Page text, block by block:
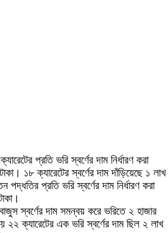
প্রতি ভরি স্বর্ণের দাম নির্ধারণ করা
১৮ ক্যারেটের স্বর্ণের দাম দাঁড়িয়েছে ১ লাখ
প্রতি ভরি স্বর্ণের দাম নির্ধারণ করা
স্বর্ণের দাম সমন্বয় করে ভরিতে ২ হাজার
ক্যারেটের এক ভরি স্বর্ণের দাম ছিল ২ লাখ